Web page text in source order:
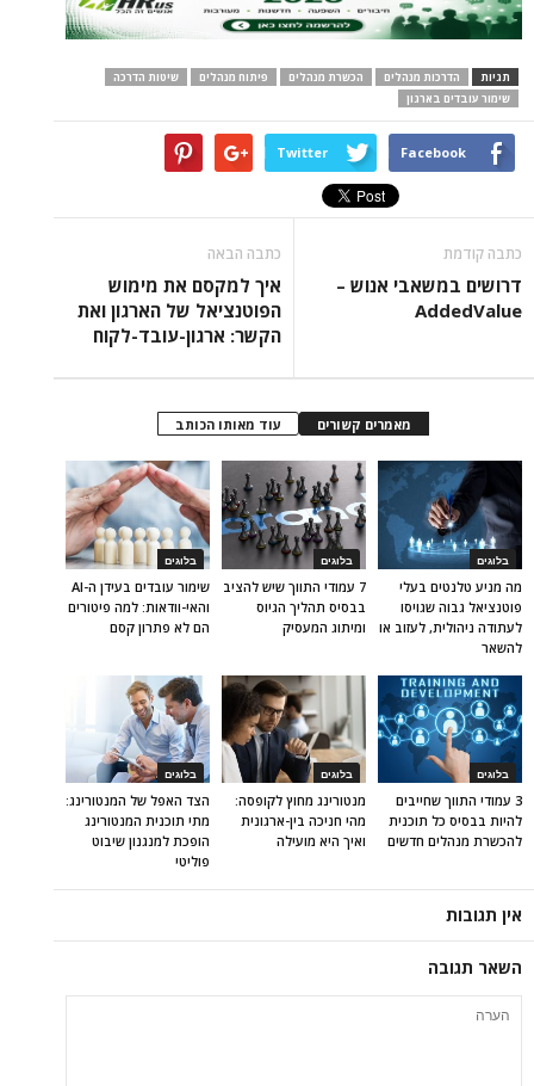
תגיות הדרכות מנהלים הכשרת מנהלים פיתוח מנהלים
שיטות הדרכה
שימור עובדים בארגון
Facebook
Twitter
כתבה קודמת
דרושים במשאבי אנוש –
AddedValue
כתבה הבאה
איך למקסם את מימוש
הפוטנציאל של הארגון ואת
הקשר: ארגון-עובד-לקוח
מאמרים קשורים עוד מאותו הכותב
בלוגים
שימור עובדים בעידן ה-AI
והאי-וודאות: למה פיטורים
הם לא פתרון קסם
בלוגים
7 עמודי התווך שיש להציב
בבסיס תהליך הגיוס
ומיתוג המעסיק
בלוגים
מה מניע טלנטים בעלי
פוטנציאל גבוה שגויסו
לעתודה ניהולית, לעזוב או
להשאר
בלוגים
הצד האפל של המנטורינג:
מתי תוכנית המנטורינג
הופכת למנגנון שיבוט
פוליטי
בלוגים
מנטורינג מחוץ לקופסה:
מהי חניכה בין-ארגונית
ואיך היא מועילה
בלוגים
3 עמודי התווך שחייבים
להיות בבסיס כל תוכנית
להכשרת מנהלים חדשים
אין תגובות
השאר תגובה